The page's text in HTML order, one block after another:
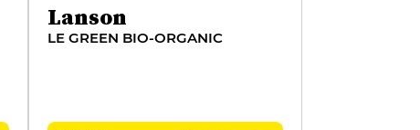
Lanson
LE GREEN BIO-ORGANIC